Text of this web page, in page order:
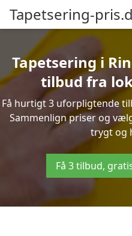
Tapetsering-
Tapetsering i
tilbud fra
Få hurtigt 3 uforpligtende
Sammenlign priser og
trygt og
Få 3 tilbud,